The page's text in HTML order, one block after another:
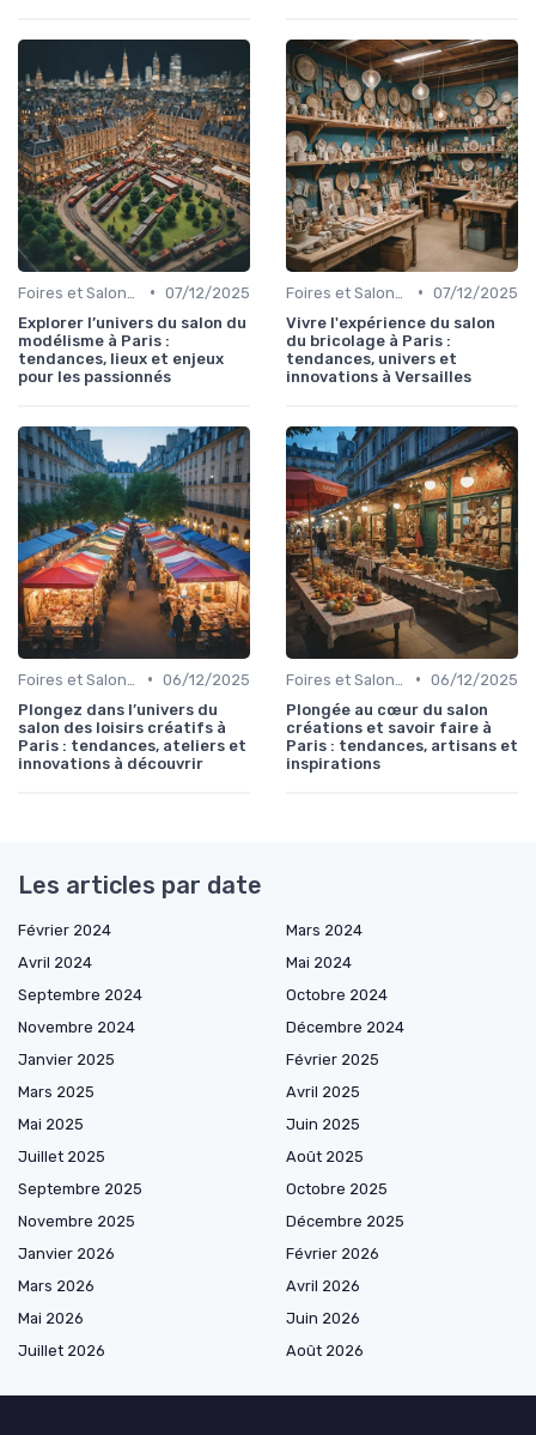
• 07/12/2025
Explorer l’univers du salon du
modélisme à Paris :
tendances, lieux et enjeux
pour les passionnés
• 07/12/2025
Vivre l'expérience du salon
du bricolage à Paris :
tendances, univers et
innovations à Versailles
• 06/12/2025
Plongez dans l’univers du
salon des loisirs créatifs à
Paris : tendances, ateliers et
innovations à découvrir
• 06/12/2025
Plongée au cœur du salon
créations et savoir faire à
Paris : tendances, artisans et
inspirations
Les articles par date
Février 2024
Mars 2024
Avril 2024
Mai 2024
Septembre 2024
Octobre 2024
Novembre 2024
Décembre 2024
Janvier 2025
Février 2025
Mars 2025
Avril 2025
Mai 2025
Juin 2025
Juillet 2025
Août 2025
Septembre 2025
Octobre 2025
Novembre 2025
Décembre 2025
Janvier 2026
Février 2026
Mars 2026
Avril 2026
Mai 2026
Juin 2026
Juillet 2026
Août 2026